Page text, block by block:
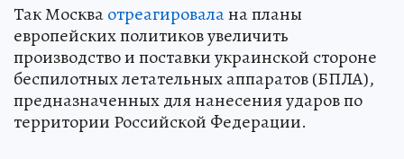
Так Москваотреагировалана планы
европейских политиков увеличить
производство и поставки украинской стороне
беспилотных летательных аппаратов (БПЛА),
предназначенных для нанесения ударов по
территории Российской Федерации.